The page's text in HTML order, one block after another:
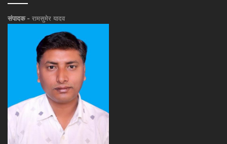
संपादक - रामसुमेर यादव